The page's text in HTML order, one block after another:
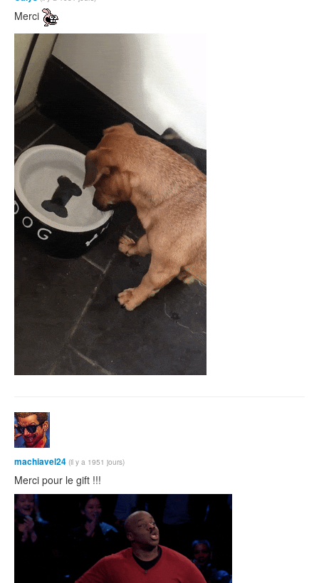
Merci
machiavel24 (il y a 1951 jours)
Merci pour le gift !!!